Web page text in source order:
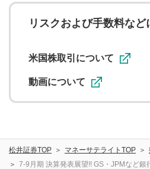
に関する著作者人格権を行使し
用者が投稿したコメントは、当
ることがあります。
リスクおよび手数料など
米国株取引について
動画について
松井証券TOP マネーサテライトTOP
7-9月期 決算発表展望!! GS・JPMなど